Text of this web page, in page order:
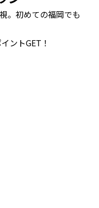
。初めての福岡でも
ントGET！